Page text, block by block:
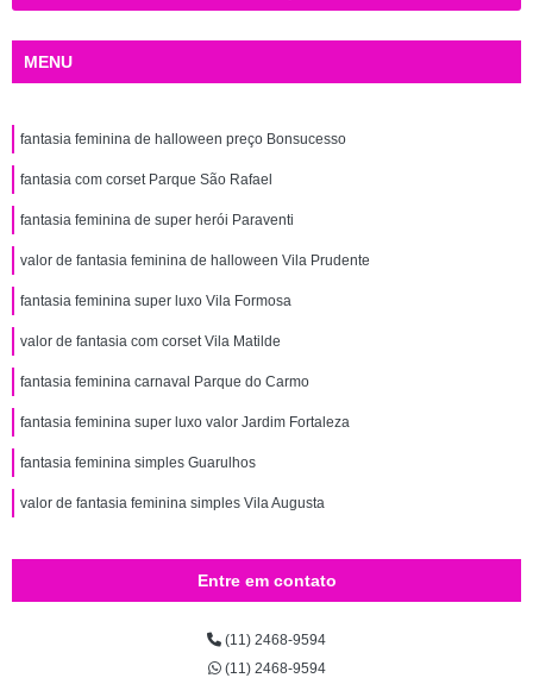
MENU
fantasia feminina de halloween preço Bonsucesso
fantasia com corset Parque São Rafael
fantasia feminina de super herói Paraventi
valor de fantasia feminina de halloween Vila Prudente
fantasia feminina super luxo Vila Formosa
valor de fantasia com corset Vila Matilde
fantasia feminina carnaval Parque do Carmo
fantasia feminina super luxo valor Jardim Fortaleza
fantasia feminina simples Guarulhos
valor de fantasia feminina simples Vila Augusta
Entre em contato
(11) 2468-9594
(11) 2468-9594